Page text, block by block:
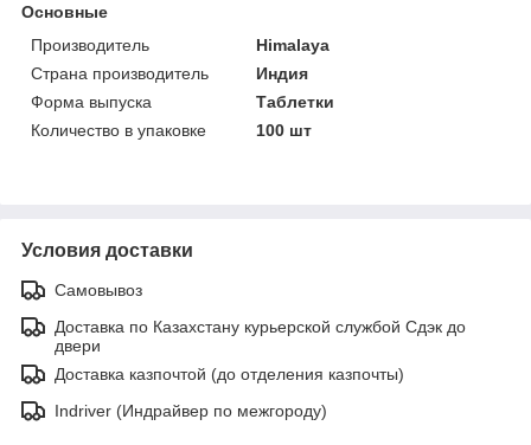
Основные
Производитель
Himalaya
Страна производитель
Индия
Форма выпуска
Таблетки
Количество в упаковке
100 шт
Условия доставки
Самовывоз
Доставка по Казахстану курьерской службой Сдэк до
двери
Доставка казпочтой (до отделения казпочты)
Indriver (Индрайвер по межгороду)